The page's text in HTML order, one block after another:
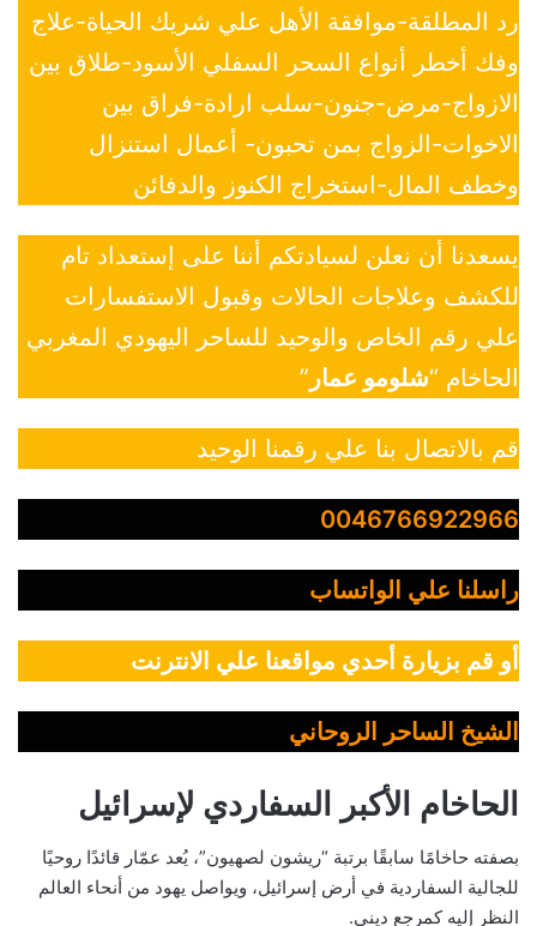
رد المطلقة-موافقة الأهل علي شريك الحياة-علاج
وفك أخطر أنواع السحر السفلي الأسود-طلاق بين
الازواج-مرض-جنون-سلب ارادة-فراق بين
الاخوات-الزواج بمن تحبون- أعمال استنزال
وخطف المال-استخراج الكنوز والدفائن
يسعدنا أن نعلن لسيادتكم أننا على إستعداد تام
للكشف وعلاجات الحالات وقبول الاستفسارات
علي رقم الخاص والوحيد للساحر اليهودي المغربي
الحاخام “شلومو عمار ”
قم بالاتصال بنا علي رقمنا الوحيد
0046766922966
راسلنا علي الواتساب
أو قم بزيارة أحدي مواقعنا علي الانترنت
الشيخ الساحر الروحاني
الحاخام الأكبر السفاردي لإسرائيل
بصفته حاخامًا سابقًا برتبة “ريشون لصهيون”، يُعد عمّار قائدًا روحيًا
للجالية السفاردية في أرض إسرائيل، ويواصل يهود من أنحاء العالم
النظر إليه كمرجع ديني.